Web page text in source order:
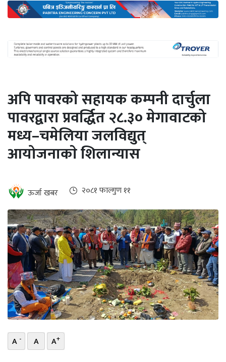
ऊर्जा
दक्षता
खबर
हरित
हाइड्रोजन
इभी
बैंक
पर्यटन
भिडियो
छापा
खोज
प्रोफाइल
ऊर्जा
विशेष
अपि पावरको सहायक कम्पनी दार्चुला
पावरद्वारा प्रवर्द्धित २८.३० मेगावाटको
मध्य–चमेलिया जलविद्युत्
आयोजनाकाे शिलान्यास
ऊर्जा खबर २०८१ फाल्गुण ११
A - A A+